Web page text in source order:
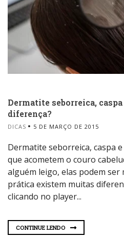
Dermatite seborreica,
diferença?
DICAS 5 DE MARÇO DE 2015
Dermatite seborreica, caspa
que acometem o couro
alguém leigo, elas podem ser
prática existem muitas
clicando no player...
CONTINUE LENDO